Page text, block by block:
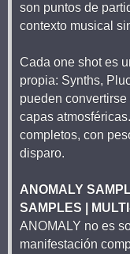
son puntos de
contexto musical
Cada one shot es
propia: Synths,
pueden
capas
completos, con
disparo.
ANOMALY
SAMPLES |
ANOMALY no es
manifestación